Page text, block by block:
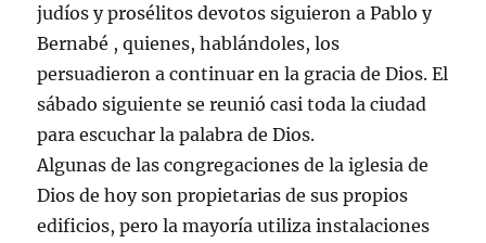
judíos y prosélitos devotos siguieron a Pablo y
Bernabé , quienes, hablándoles, los
persuadieron a continuar en la gracia de Dios. El
sábado siguiente se reunió casi toda la ciudad
para escuchar la palabra de Dios.
Algunas de las congregaciones de la iglesia de
Dios de hoy son propietarias de sus propios
edificios, pero la mayoría utiliza instalaciones